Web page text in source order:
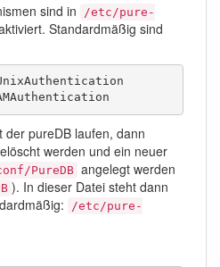
sind in
/etc/pure-
Standardmäßig sind
der pureDB laufen, dann
werden und ein neuer
PureDB angelegt werden
). In dieser Datei steht dann
/etc/pure-